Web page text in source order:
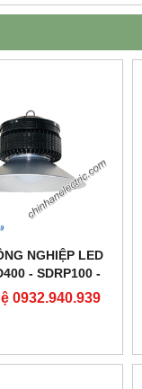
NGHIỆP LED
- SDRP100 -
DUHAL
0932.940.939